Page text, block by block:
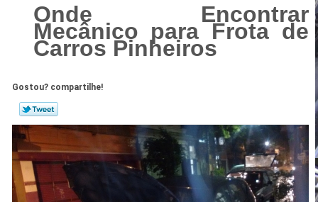
Onde Encontrar
Mecânico para Frota de
Carros Pinheiros
Gostou? compartilhe!